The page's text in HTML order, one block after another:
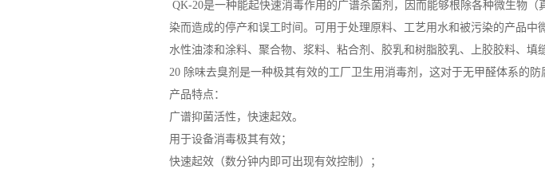
QK-20是一种能起快速消毒作用的广谱杀菌剂，因而能够根除各种微生物
染而造成的停产和误工时间。可用于处理原料、工艺用水和被污染的产品
水性油漆和涂料、聚合物、浆料、粘合剂、胶乳和树脂胶乳、上胶胶料、
20 除味去臭剂是一种极其有效的工厂卫生用消毒剂，这对于无甲醛体系的防
产品特点：
广谱抑菌活性，快速起效。
用于设备消毒极其有效；
快速起效（数分钟内即可出现有效控制）；